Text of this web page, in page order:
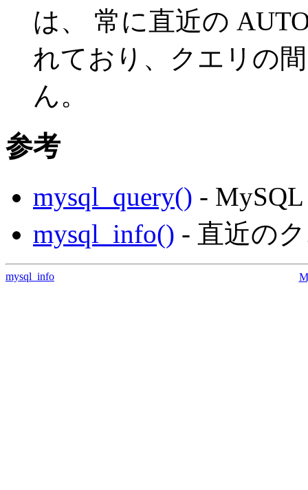
は、 常に直近の
れており、クエリの
ん。
参考
mysql_query() -
mysql_info() - 直近の
mysql_info